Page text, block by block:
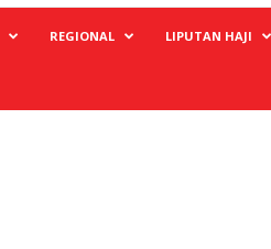
REGIONAL LIPUTAN HAJI